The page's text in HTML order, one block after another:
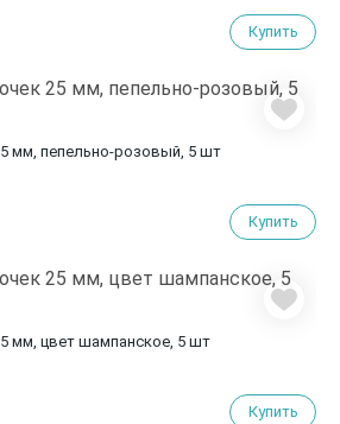
Купить
мм, пепельно-розовый, 5 шт
Купить
мм, цвет шампанское, 5 шт
Купить